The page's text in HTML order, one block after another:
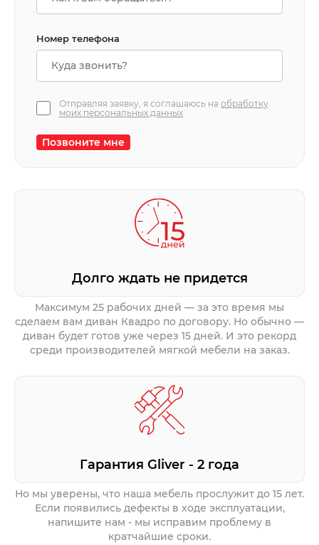
Номер телефона
Отправляя заявку, я соглашаюсь на обработку
моих персональных данных
Позвоните мне
Долго ждать не придется
Максимум 25 рабочих дней — за это время мы
сделаем вам диван Квадро по договору. Но обычно —
диван будет готов уже через 15 дней. И это рекорд
среди производителей мягкой мебели на заказ.
Гарантия Gliver - 2 года
Но мы уверены, что наша мебель прослужит до 15 лет.
Если появились дефекты в ходе эксплуатации,
напишите нам - мы исправим проблему в
кратчайшие сроки.